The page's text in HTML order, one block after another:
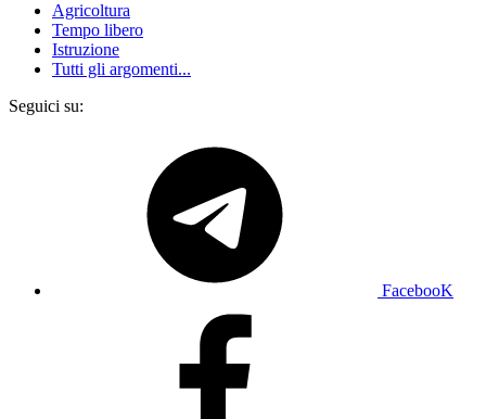
Agricoltura
Tempo libero
Istruzione
Tutti gli argomenti...
Seguici su:
FacebooK